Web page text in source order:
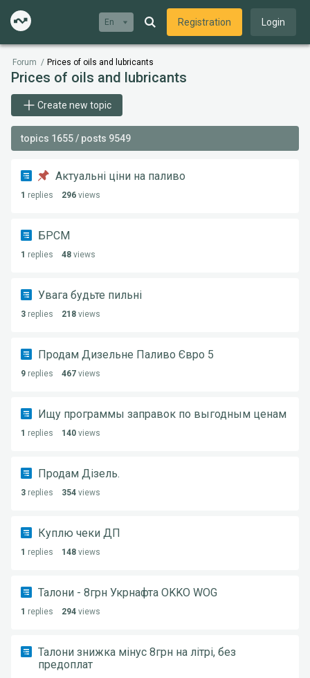
En Registration Login
Forum / Prices of oils and lubricants
Prices of oils and lubricants
Create new topic
topics 1655 / posts 9549
Актуальні ціни на паливо
1 replies 296 views
БРСМ
1 replies 48 views
Увага будьте пильні
3 replies 218 views
Продам Дизельне Паливо Євро 5
9 replies 467 views
Ищу программы заправок по выгодным ценам
1 replies 140 views
Продам Дізель.
3 replies 354 views
Куплю чеки ДП
1 replies 148 views
Талони - 8грн Укрнафта OKKO WOG
1 replies 294 views
Талони знижка мінус 8грн на літрі, без
предоплат